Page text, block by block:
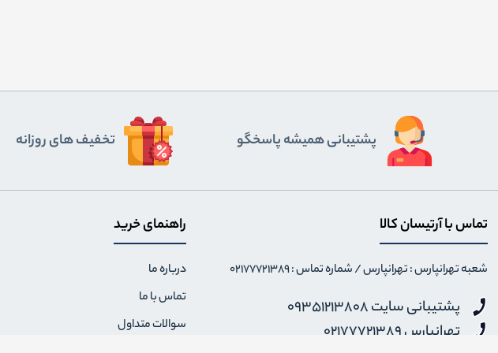
پشتیبانی همیشه پاسخگو تخفیف های روزانه
تماس با آرتیسان کالا
شعبه تهرانپارس : تهرانپارس / شماره تماس : 02177721389
پشتیبانی سایت 09351213808
تهرانپارس 02177721389
راهنمای خرید
درباره ما
تماس با ما
سوالات متداول